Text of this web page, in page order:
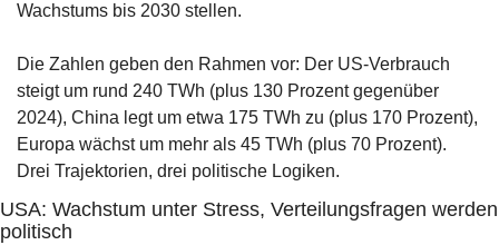
Wachstums bis 2030 stellen.
Die Zahlen geben den Rahmen vor: Der US-Verbrauch
steigt um rund 240 TWh (plus 130 Prozent gegenüber
2024), China legt um etwa 175 TWh zu (plus 170 Prozent),
Europa wächst um mehr als 45 TWh (plus 70 Prozent).
Drei Trajektorien, drei politische Logiken.
USA: Wachstum unter Stress, Verteilungsfragen werden
politisch